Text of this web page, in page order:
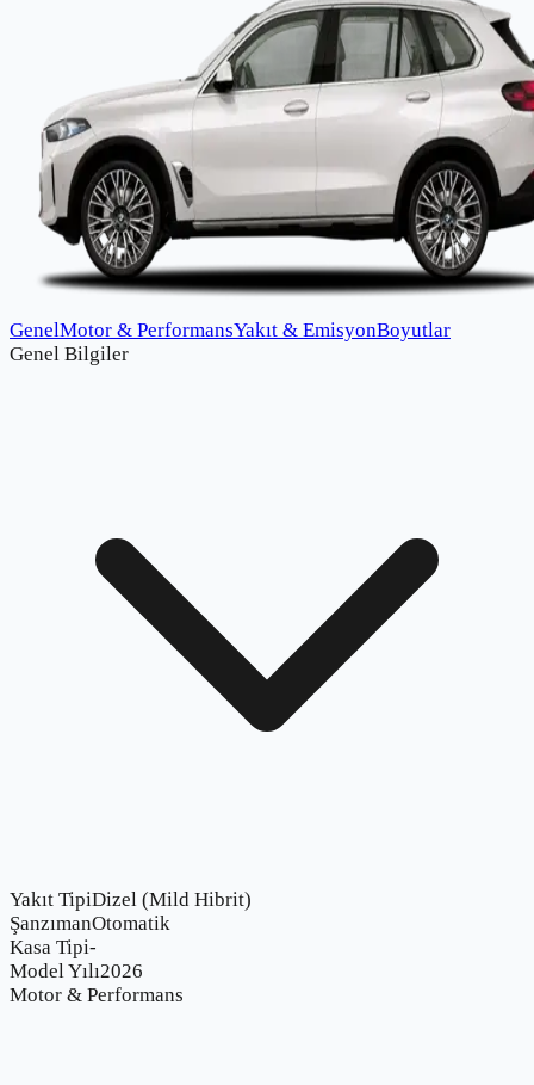
GenelMotor & PerformansYakıt & EmisyonBoyutlar
Genel Bilgiler
Yakıt TipiDizel (Mild Hibrit)
ŞanzımanOtomatik
Kasa Tipi-
Model Yılı2026
Motor & Performans